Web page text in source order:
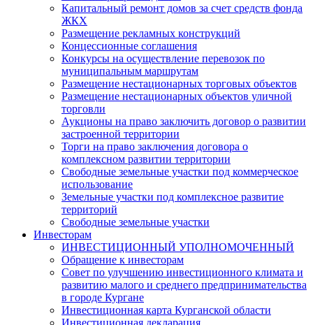
Капитальный ремонт домов за счет средств фонда
ЖКХ
Размещение рекламных конструкций
Концессионные соглашения
Конкурсы на осуществление перевозок по
муниципальным маршрутам
Размещение нестационарных торговых объектов
Размещение нестационарных объектов уличной
торговли
Аукционы на право заключить договор о развитии
застроенной территории
Торги на право заключения договора о
комплексном развитии территории
Свободные земельные участки под коммерческое
использование
Земельные участки под комплексное развитие
территорий
Свободные земельные участки
Инвесторам
ИНВЕСТИЦИОННЫЙ УПОЛНОМОЧЕННЫЙ
Обращение к инвесторам
Совет по улучшению инвестиционного климата и
развитию малого и среднего предпринимательства
в городе Кургане
Инвестиционная карта Курганской области
Инвестиционная декларация